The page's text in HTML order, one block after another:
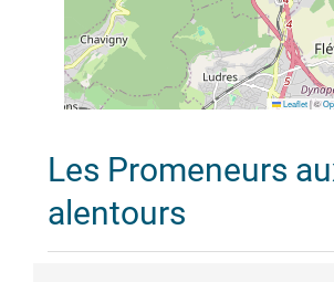
Leaflet |©
Les Promeneurs
alentours